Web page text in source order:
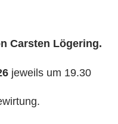
Carsten Lögering.
jeweils um 19.30